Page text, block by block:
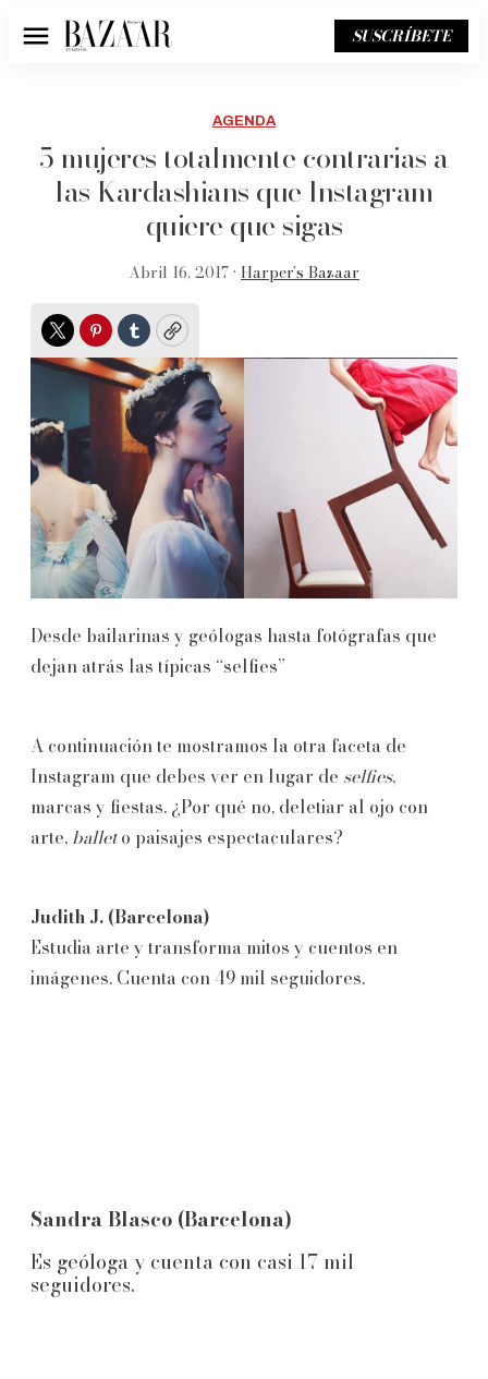
Menú SUSCRÍBETE
AGENDA
5 mujeres totalmente contrarias a
las Kardashians que Instagram
quiere que sigas
Abril 16, 2017 • Harper’s Bazaar
TwitterPinterest
TumblrCopy
Desde bailarinas y geólogas hasta fotógrafas que
dejan atrás las típicas “selfies”
A continuación te mostramos la otra faceta de
Instagram que debes ver en lugar de selfies,
marcas y fiestas. ¿Por qué no, deletiar al ojo con
arte, balleto paisajes espectaculares?
Judith J. (Barcelona)
Estudia arte y transforma mitos y cuentos en
imágenes. Cuenta con 49 mil seguidores.
Sandra Blasco (Barcelona)
Es geóloga y cuenta con casi 17 mil
seguidores.